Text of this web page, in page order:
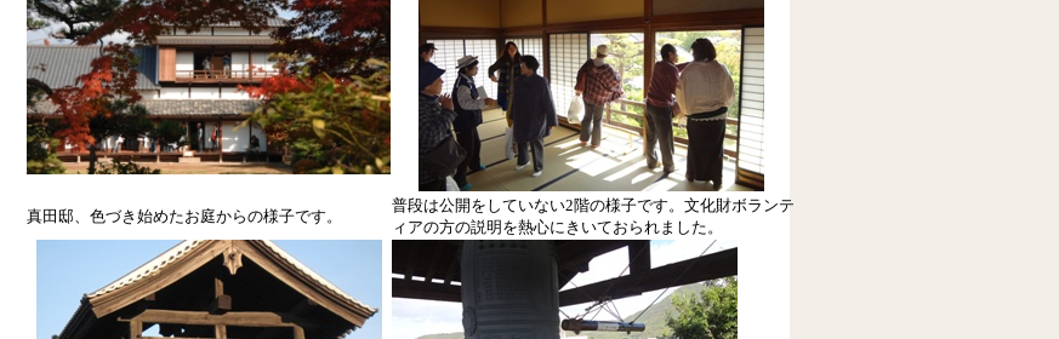
真田邸、色づき始めたお庭からの様子です。
普段は公開をしていない2階の様子です。 文化財ボランテ
ィアの方の説明を熱心にきいておられました。